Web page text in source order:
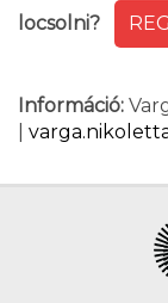
locsolni?
Információ: